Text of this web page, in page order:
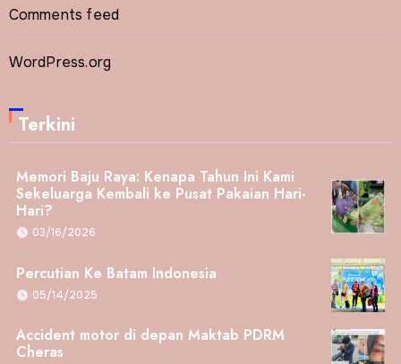
Comments feed
WordPress.org
Terkini
Memori Baju Raya: Kenapa Tahun Ini Kami
Sekeluarga Kembali ke Pusat Pakaian Hari-
Hari?
03/16/2026
Percutian Ke Batam Indonesia
05/14/2025
Accident motor di depan Maktab PDRM
Cheras